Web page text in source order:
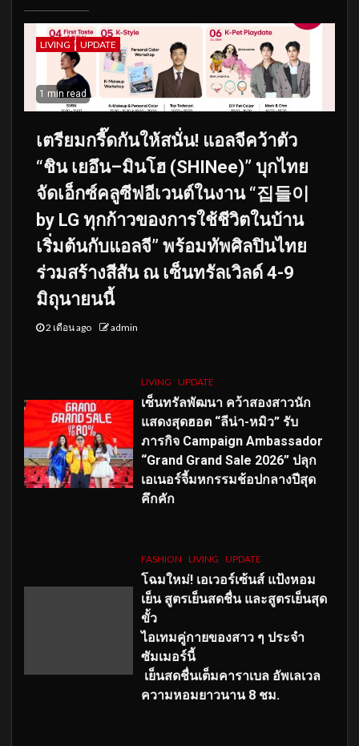
LIVING UPDATE
1 min read
เตรียมกรี๊ดกันให้สนั่น! แอลจีคว้าตัว
“ชิน เยอึน–มินโฮ (SHINee)” บุกไทย
จัดเอ็กซ์คลูซีฟอีเวนต์ในงาน “집들이
by LG ทุกก้าวของการใช้ชีวิตในบ้าน
เริ่มต้นกับแอลจี” พร้อมทัพศิลปินไทย
ร่วมสร้างสีสัน ณ เซ็นทรัลเวิลด์ 4-9
มิถุนายนนี้
2 เดือน ago admin
LIVING UPDATE
เซ็นทรัลพัฒนา คว้าสองสาวนัก
แสดงสุดฮอต “ลีน่า-หมิว” รับ
ภารกิจ Campaign Ambassador
“Grand Grand Sale 2026” ปลุก
เอเนอร์จี้มหกรรมช้อปกลางปีสุด
คึกคัก
FASHION LIVING UPDATE
โฉมใหม่! เอเวอร์เซ้นส์ แป้งหอม
เย็น สูตรเย็นสดชื่น และสูตรเย็นสุด
ขั้ว
ไอเทมคู่กายของสาว ๆ ประจำ
ซัมเมอร์นี้
เย็นสดชื่นเต็มคาราเบล อัพเลเวล
ความหอมยาวนาน 8 ชม.